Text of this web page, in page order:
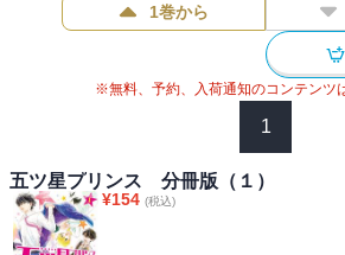
1巻から
※無料、予約、入荷通知のコンテンツ
1
五ツ星プリンス 分冊版（１）
¥154 (税込)